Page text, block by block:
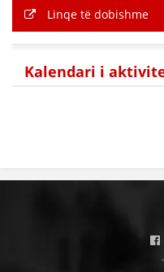
Linqe të dobishme
Kalendari i